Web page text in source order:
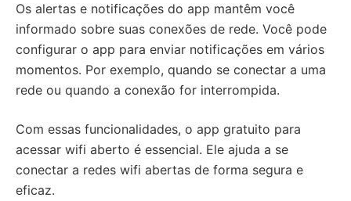
Os alertas e notificações do app mantêm você
informado sobre suas conexões de rede. Você pode
configurar o app para enviar notificações em vários
momentos. Por exemplo, quando se conectar a uma
rede ou quando a conexão for interrompida.
Com essas funcionalidades, o app gratuito para
acessar wifi aberto é essencial. Ele ajuda a se
conectar a redes wifi abertas de forma segura e
eficaz.